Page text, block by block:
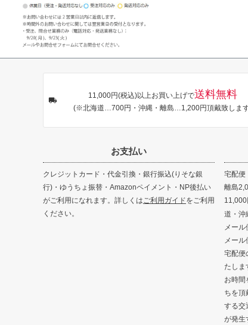
11,000円(税込)以上お買い上げで送料無料
(※北海道…700円・沖縄・離島…1,200円頂戴致しま
お支払い
クレジットカード・代金引換・銀行振込(りそな銀
行)・ゆうちょ振替・Amazonペイメント・NP後払い
がご利用になれます。詳しくはご利用ガイドをご利用
ください。
宅配便
離島
道・沖
メー
メー
宅配便
たしま
お時間
ちを頂
する交
が発生